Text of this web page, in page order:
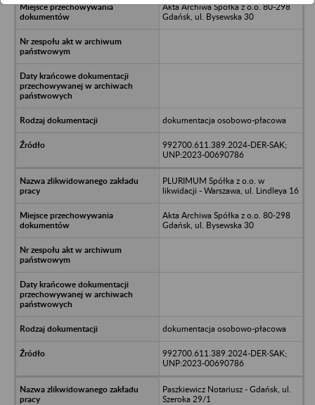
Akta Archiwa Spółka z o.o. 80-298
Gdańsk, ul. Bysewska 30
dokumentacja osobowo-płacowa
992700.611.389.2024-DER-SAK;
UNP:2023-00690786
PLURIMUM Spółka z o.o. w
likwidacji - Warszawa, ul. Lindleya 16
Akta Archiwa Spółka z o.o. 80-298
Gdańsk, ul. Bysewska 30
dokumentacja osobowo-płacowa
992700.611.389.2024-DER-SAK;
UNP:2023-00690786
Paszkiewicz Notariusz - Gdańsk, ul.
Szeroka 29/1